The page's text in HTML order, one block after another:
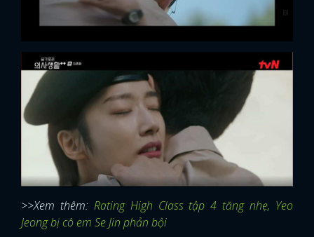
>>Xem thêm: Rating High Class tập 4 tăng nhẹ, Yeo
Jeong bị cô em Se Jin phản bội